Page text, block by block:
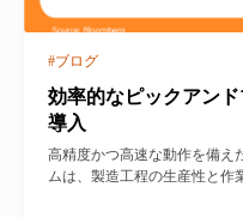
#ブログ
効率的なピックアン
導入
高精度かつ高速な動作を備え
ムは、製造工程の生産性と作